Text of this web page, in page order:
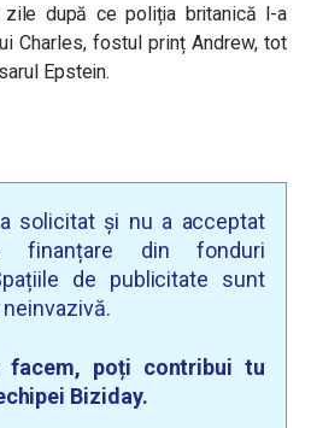
zile după ce poliția britanică l-a
Charles, fostul prinț Andrew, tot
Epstein.
solicitat și nu a acceptat
din fonduri
de publicitate sunt
facem, poți contribui tu
Biziday.